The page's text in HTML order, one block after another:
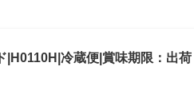
|H0110H|冷蔵便|賞味期限：出荷